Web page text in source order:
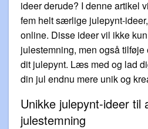
ideer derude? I denne artikel
fem helt særlige julepynt-
online. Disse ideer vil ikke
julestemning, men også
dit julepynt. Læs med og lad
din jul endnu mere unik og
Unikke julepynt-ideer
julestemning